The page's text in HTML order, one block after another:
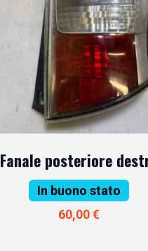
Fanale posteriore
In buono stato
60,00 €